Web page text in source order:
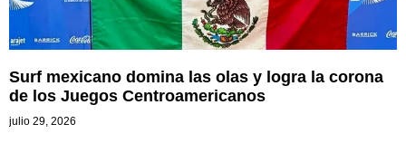
Surf mexicano domina las olas y logra la corona
de los Juegos Centroamericanos
julio 29, 2026